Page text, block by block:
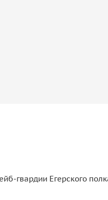
гвардии Егерского